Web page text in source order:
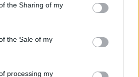
the Sharing of my
the Sale of my
processing my
ο έλεγχος των συμπτωμάτων
ώστε κάποια στιγμή να
η αναγκαιότητα των
μύθοι και οι αλήθειες γύρω
οι ασφαλιστικές δικλείδες.